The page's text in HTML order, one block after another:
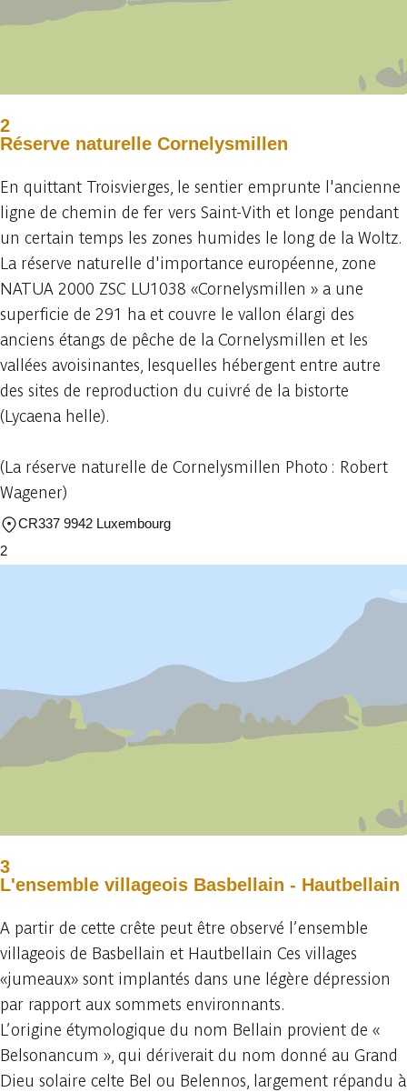
2
Réserve naturelle Cornelysmillen
En quittant Troisvierges, le sentier emprunte l'ancienne
ligne de chemin de fer vers Saint-Vith et longe pendant
un certain temps les zones humides le long de la Woltz.
La réserve naturelle d'importance européenne, zone
NATUA 2000 ZSC LU1038 «Cornelysmillen » a une
superficie de 291 ha et couvre le vallon élargi des
anciens étangs de pêche de la Cornelysmillen et les
vallées avoisinantes, lesquelles hébergent entre autre
des sites de reproduction du cuivré de la bistorte
(Lycaena helle).
(La réserve naturelle de Cornelysmillen Photo : Robert
Wagener)
CR337 9942 Luxembourg
2
3
L'ensemble villageois Basbellain - Hautbellain
A partir de cette crête peut être observé l’ensemble
villageois de Basbellain et Hautbellain Ces villages
«jumeaux» sont implantés dans une légère dépression
par rapport aux sommets environnants.
L’origine étymologique du nom Bellain provient de «
Belsonancum », qui dériverait du nom donné au Grand
Dieu solaire celte Bel ou Belennos, largement répandu à